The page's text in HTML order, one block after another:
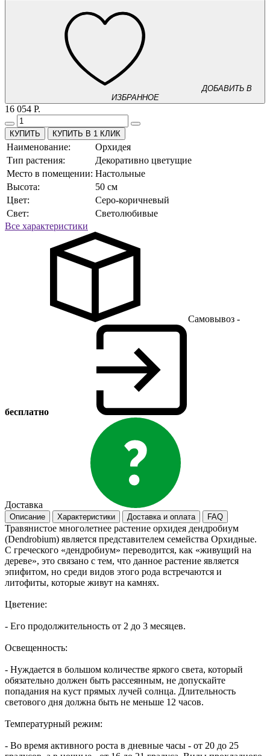
ДОБАВИТЬ В
ИЗБРАННОЕ
16 054 Р.
КУПИТЬ В 1 КЛИК
Наименование:
Орхидея
Тип растения:
Декоративно цветущие
Место в помещении: Настольные
Высота:
50 см
Цвет:
Серо-коричневый
Свет:
Светолюбивые
Все характеристики
Самовывоз -
бесплатно
Доставка
Описание Характеристики Доставка и оплата FAQ
Травянистое многолетнее растение орхидея дендробиум
(Dendrobium) является представителем семейства Орхидные.
С греческого «дендробиум» переводится, как «живущий на
дереве», это связано с тем, что данное растение является
эпифитом, но среди видов этого рода встречаются и
литофиты, которые живут на камнях.
Цветение:
- Его продолжительность от 2 до 3 месяцев.
Освещенность:
- Нуждается в большом количестве яркого света, который
обязательно должен быть рассеянным, не допускайте
попадания на куст прямых лучей солнца. Длительность
светового дня должна быть не меньше 12 часов.
Температурный режим:
- Во время активного роста в дневные часы - от 20 до 25